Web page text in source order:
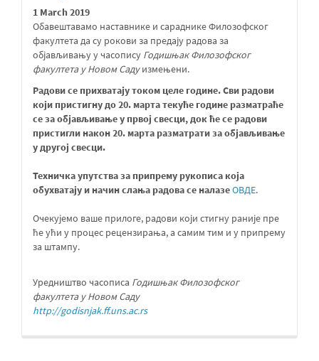
1 March 2019
Обавештавамо наставнике и сараднике Филозофског
факултета да су рокови за предају радова за
објављивању у часопису Годишњак Филозофског
факултета у Новом Садуизмењени.
Радови се прихватају током целе године. Сви радови
који пристигну до 20. марта текуће године разматраће
се за објављивање у првој свесци, док ће се радови
пристигли након 20. марта разматрати за објављивање
у другој свесци.
Техничка упутства за припрему рукописа која
обухватају и начин слања радова се налазеОВДЕ.
Очекујемо ваше прилоге, радови који стигну раније пре
ће ући у процес рецензирања, а самим тим и у припрему
за штампу.
Уредништво часописа Годишњак Филозофског
факултета у Новом Саду
http://godisnjak.ff.uns.ac.rs